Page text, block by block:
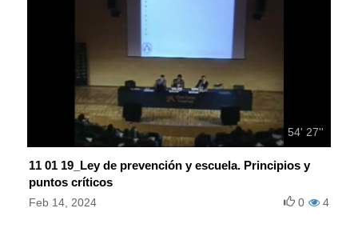
54' 27''
11 01 19_Ley de prevención y escuela. Principios y
puntos críticos
Feb 14, 2024 4
0